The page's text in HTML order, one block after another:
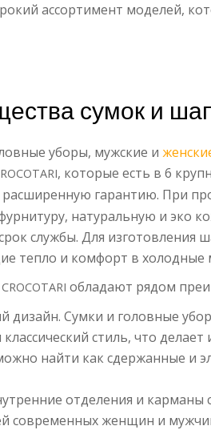
ассортимент моделей,
сумок и
уборы, мужские и
, которые есть в 6
расширенную гарантию. При
натуральную и эко
службы. Для изготовления
тепло и комфорт в холодные
CROCOTARI обладают рядом
дизайн. Сумки и головные
стиль, что
найти как сдержанные и
отделения и карманы
современных женщин и